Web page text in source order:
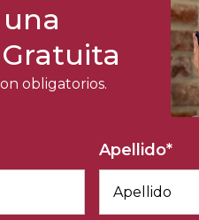
obligatorios.
Apellido*